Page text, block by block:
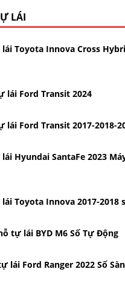
LÁI
Toyota Innova Cross
lái Ford Transit 2024
lái Ford Transit 2017-2018-
Hyundai SantaFe 2023
Toyota Innova 2017-2018
tự lái BYD M6 Số Tự Động
lái Ford Ranger 2022 Số Sàn